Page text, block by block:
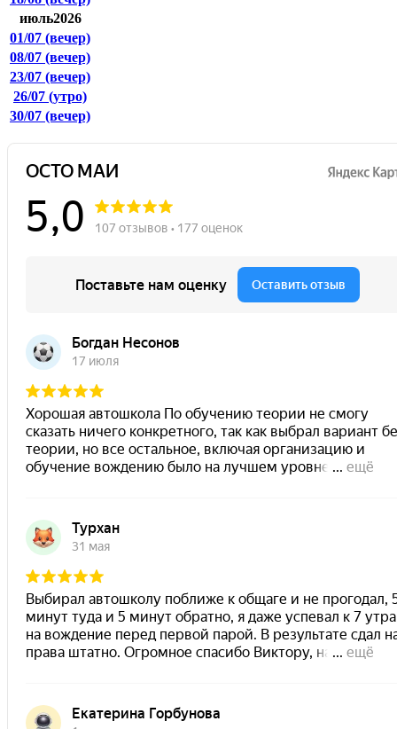
июль2026
01/07 (вечер)
08/07 (вечер)
23/07 (вечер)
26/07 (утро)
30/07 (вечер)